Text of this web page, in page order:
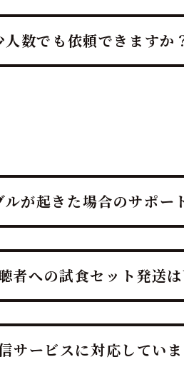
ーテイメント性を保ちつつ、ホ
た騒音対策と、「静けさ」だけ
す。
人数でも依頼できますか
とで、その価値が際立ちます。
が起きた場合のサポー
と最高の試食体験を同時に実現
イミングで生マグロを実食し、
者への試食セット発送
ーの最大の魅力は、ライブ視聴
わう贅沢」を融合させた、ホテル
サービスに対応してい